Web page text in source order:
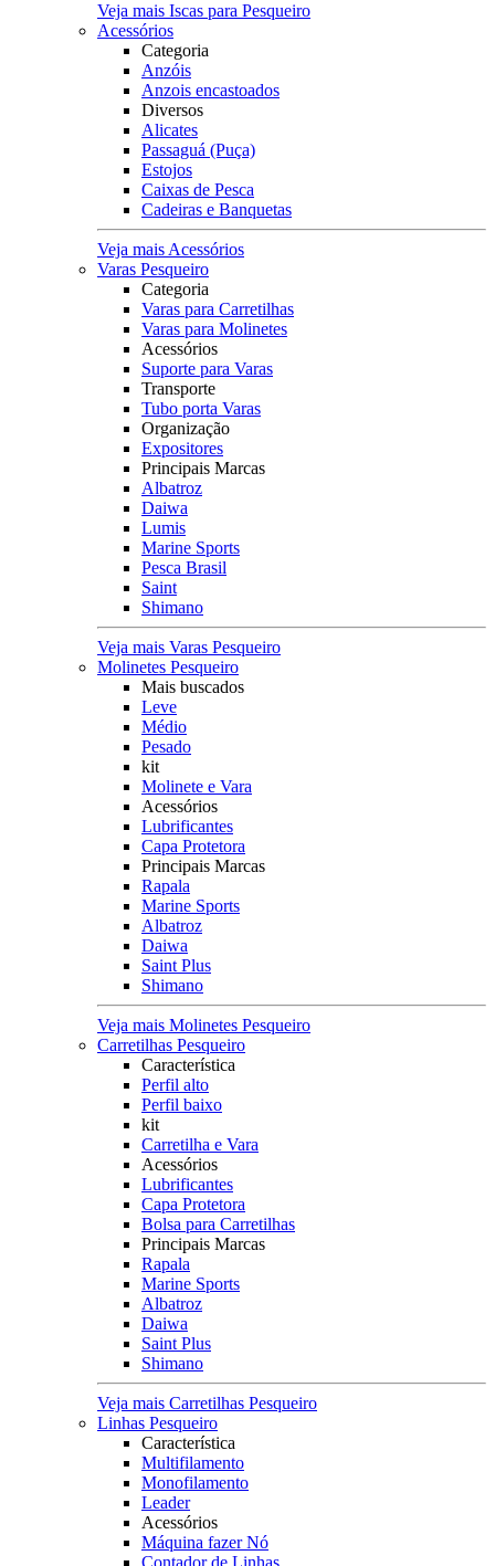
Veja mais Iscas para Pesqueiro
Acessórios
Categoria
Anzóis
Anzois encastoados
Diversos
Alicates
Passaguá (Puça)
Estojos
Caixas de Pesca
Cadeiras e Banquetas
Veja mais Acessórios
Varas Pesqueiro
Categoria
Varas para Carretilhas
Varas para Molinetes
Acessórios
Suporte para Varas
Transporte
Tubo porta Varas
Organização
Expositores
Principais Marcas
Albatroz
Daiwa
Lumis
Marine Sports
Pesca Brasil
Saint
Shimano
Veja mais Varas Pesqueiro
Molinetes Pesqueiro
Mais buscados
Leve
Médio
Pesado
kit
Molinete e Vara
Acessórios
Lubrificantes
Capa Protetora
Principais Marcas
Rapala
Marine Sports
Albatroz
Daiwa
Saint Plus
Shimano
Veja mais Molinetes Pesqueiro
Carretilhas Pesqueiro
Característica
Perfil alto
Perfil baixo
kit
Carretilha e Vara
Acessórios
Lubrificantes
Capa Protetora
Bolsa para Carretilhas
Principais Marcas
Rapala
Marine Sports
Albatroz
Daiwa
Saint Plus
Shimano
Veja mais Carretilhas Pesqueiro
Linhas Pesqueiro
Característica
Multifilamento
Monofilamento
Leader
Acessórios
Máquina fazer Nó
Contador de Linhas